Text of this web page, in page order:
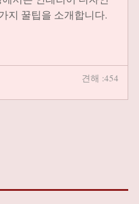
지 꿀팁을 소개합니다.
견해 :454